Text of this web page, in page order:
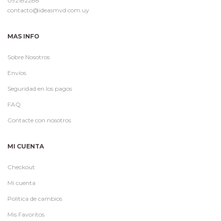
contacto@ideasmvd.com.uy
MAS INFO
Sobre Nosotros
Envíos
Seguridad en los pagos
FAQ
Contacte con nosotros
MI CUENTA
Checkout
Mi cuenta
Política de cambios
Mis Favoritos